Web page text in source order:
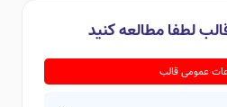
لطفا مطالعه کنید
عمومی قالب